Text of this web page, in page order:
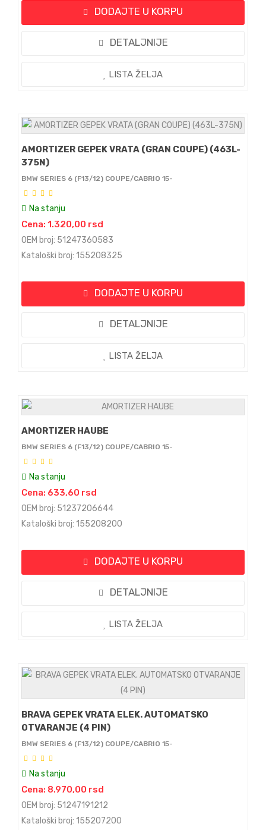
DODAJTE U KORPU
DETALJNIJE
LISTA ŽELJA
AMORTIZER GEPEK VRATA (GRAN COUPE) (463L-
375N)
BMW SERIES 6 (F13/12) COUPE/CABRIO 15-
Na stanju
Cena: 1.320,00 rsd
OEM broj: 51247360583
Kataloški broj: 155208325
DODAJTE U KORPU
DETALJNIJE
LISTA ŽELJA
AMORTIZER HAUBE
BMW SERIES 6 (F13/12) COUPE/CABRIO 15-
Na stanju
Cena: 633,60 rsd
OEM broj: 51237206644
Kataloški broj: 155208200
DODAJTE U KORPU
DETALJNIJE
LISTA ŽELJA
BRAVA GEPEK VRATA ELEK. AUTOMATSKO
OTVARANJE (4 PIN)
BMW SERIES 6 (F13/12) COUPE/CABRIO 15-
Na stanju
Cena: 8.970,00 rsd
OEM broj: 51247191212
Kataloški broj: 155207200